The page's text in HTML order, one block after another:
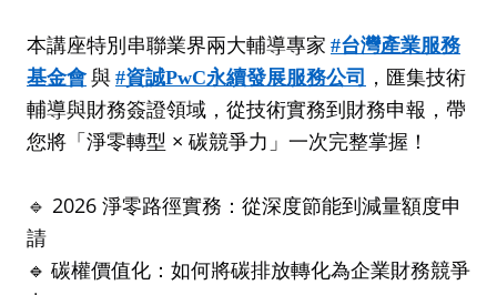
本講座特別串聯業界兩大輔導專家 #台灣產業服務
基金會與 #資誠PwC永續發展服務公司 ，匯集技術
輔導與財務簽證領域，從技術實務到財務申報，帶
您將「淨零轉型 × 碳競爭力」一次完整掌握！
🔹 2026 淨零路徑實務：從深度節能到減量額度申
請
🔹 碳權價值化：如何將碳排放轉化為企業財務競爭